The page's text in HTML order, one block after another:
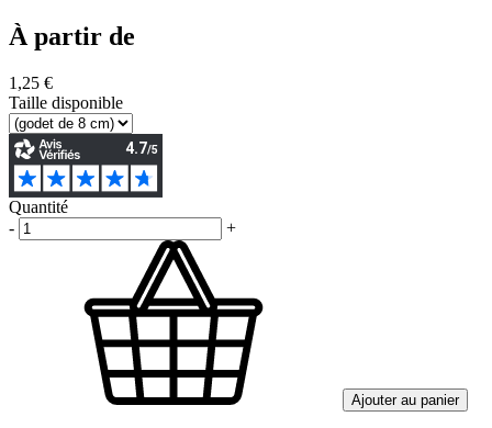
À partir de
1,25 €
Taille disponible
Quantité
-
+
Ajouter au panier